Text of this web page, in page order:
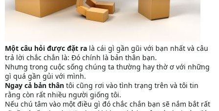
Một câu hỏi được đặt ra là cái gì gần gũi với bạn nhất và câu
trả lời chắc chắn là: Đó chính là bản thân bạn.
Nhưng trong cuộc sống chúng ta thường hay thờ ơ với những
gì quá gần gủi với mình.
Ngay cả bản thân tôi cũng rơi vào tình trạng trên và tôi tin
rằng còn rất nhiều người giống tôi.
Nếu chú tâm vào một điều gì đó chắc chắn bạn sẽ nắm bắt rất